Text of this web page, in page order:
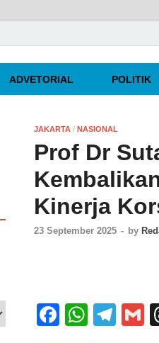
ADVETORIAL POLITIK
JAKARTA / NASIONAL
Prof Dr
Kinerja
23 September 2025 - by
F
W
T